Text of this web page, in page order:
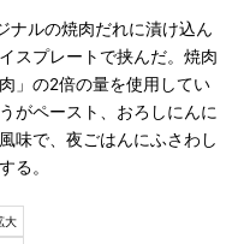
ルの焼肉だれに漬け込ん
スプレートで挟んだ。焼肉
」の2倍の量を使用してい
がペースト、おろしにんに
味で、夜ごはんにふさわし
る。